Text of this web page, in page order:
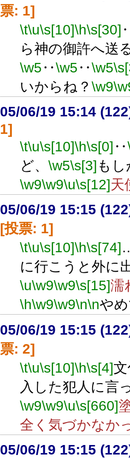
票: 1]
\t\u\s[10]\h\s[30]
ら神の御許へ送
\w5‥\w5‥\w5
いからね？ \w9
05/06/19 15:14
1]
\t\u\s[10]\h\s[0] ‥
ど、 \w5\s[3] も
\w9\w9\u\s[12]天
05/06/19 15:15
[投票: 1]
\t\u\s[10]\h\s[74]
に行こうと外に
\u\w9\w9\s[15]濡
\h\w9\w9\n\nや
05/06/19 15:15
票: 2]
\t\u\s[10]\h\s[4]
入した犯人に言
\w9\w9\u\s[660]
全く気づかなか
05/06/19 15:15